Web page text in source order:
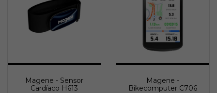
Magene - Sensor
Cardíaco H613
Magene -
Bikecomputer C706